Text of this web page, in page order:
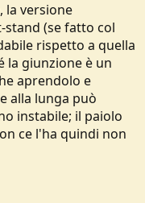
la versione
(se fatto col
rispetto a quella
la giunzione è un
aprendolo e
alla lunga può
instabile; il paiolo
ce l'ha quindi non